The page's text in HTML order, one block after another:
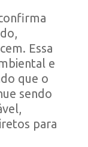
Essa
e
que o
sendo
para